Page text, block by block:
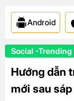
Android
Social -Trending
Hướng dẫn
mới sau